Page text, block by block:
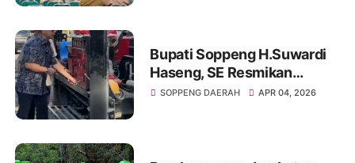
Bupati Soppeng H.Suwardi
Haseng, SE Resmikan
Pemboran Di Tempat
SOPPENG DAERAH APR 04, 2026